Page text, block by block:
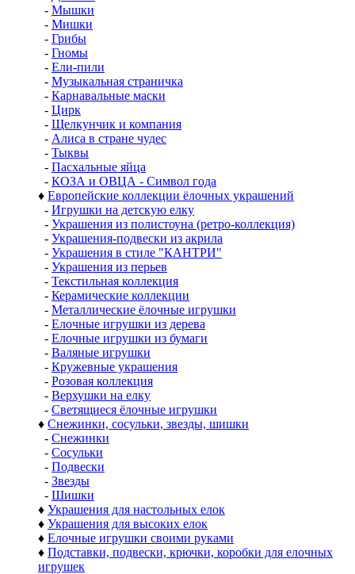
- Мышки
- Мишки
- Грибы
- Гномы
- Ели-пили
- Музыкальная страничка
- Карнавальные маски
- Цирк
- Щелкунчик и компания
- Алиса в стране чудес
- Тыквы
- Пасхальные яйца
- КОЗА и ОВЦА - Символ года
♦ Европейские коллекции ёлочных украшений
- Игрушки на детскую елку
- Украшения из полистоуна (ретро-коллекция)
- Украшения-подвески из акрила
- Украшения в стиле "КАНТРИ"
- Украшения из перьев
- Текстильная коллекция
- Керамические коллекции
- Металлические ёлочные игрушки
- Елочные игрушки из дерева
- Елочные игрушки из бумаги
- Валяные игрушки
- Кружевные украшения
- Розовая коллекция
- Верхушки на елку
- Светящиеся ёлочные игрушки
♦ Снежинки, сосульки, звезды, шишки
- Снежинки
- Сосульки
- Подвески
- Звезды
- Шишки
♦ Украшения для настольных елок
♦ Украшения для высоких елок
♦ Елочные игрушки своими руками
♦ Подставки, подвески, крючки, коробки для елочных
игрушек